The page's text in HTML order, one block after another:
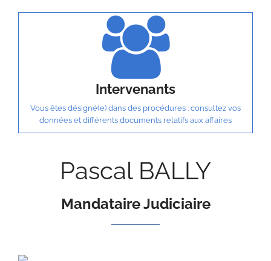
Intervenants
Vous êtes désigné(e) dans des procédures : consultez vos
données et différents documents relatifs aux affaires
Pascal BALLY
Mandataire Judiciaire